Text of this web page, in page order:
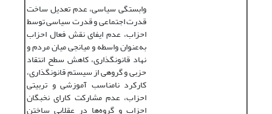
وابستگی سیاسی، عدم تعدیل ساخت
قدرت اجتماعی و قدرت سیاسی توسط
احزاب، عدم ایفای نقش فعال احزاب
به‌عنوان واسطه و میانجی میان مردم و
نهاد قانونگذاری، کاهش سطح انتقاد
حزبی و گروهی از سیستم قانونگذاری،
کارکرد نامناسب آموزشی و تربیتی
احزاب، عدم مشارکت کارای نخبگان
احزاب و گروه‌ها در عقلایی ساختن